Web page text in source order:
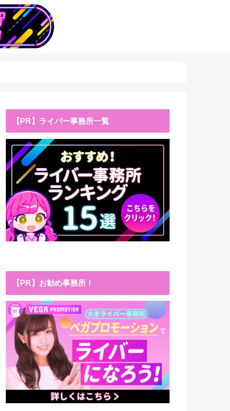
【PR】ライバー事務所一覧
【PR】お勧め事務所！